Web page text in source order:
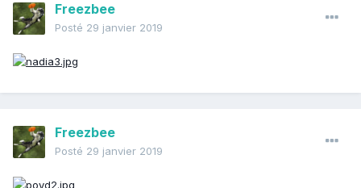
Freezbee
Posté 29 janvier 2019
Freezbee
Posté 29 janvier 2019